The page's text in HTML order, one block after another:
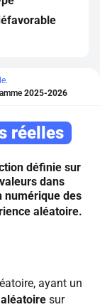
2025-2026
réelles
définie sur
dans
numérique des
aléatoire.
ayant un
sur